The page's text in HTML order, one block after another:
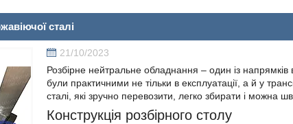
сталі
21/10/2023
Розбірне нейтральне обладнання – один із
були практичними не тільки в експлуатації, а й у
сталі, які зручно перевозити, легко збирати і можна
Конструкція розбірного столу